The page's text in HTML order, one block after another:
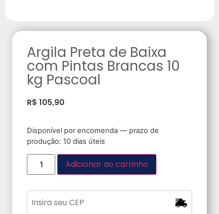
Argila Preta de Baixa
com Pintas Brancas 10
kg Pascoal
R$ 105,90
Disponível por encomenda — prazo de
produção: 10 dias úteis
Adicionar ao carrinho